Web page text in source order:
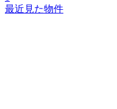
最近見た物件